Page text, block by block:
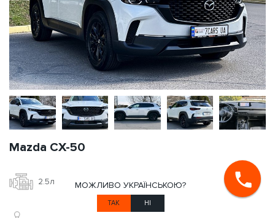
МОЖЛИВО УКРАЇНСЬКОЮ?
ТАК НІ
Mazda CX-50
2.5л Бензин